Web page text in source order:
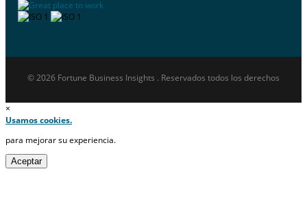
© 2026 Fortune Business Insights . Reservados todos los derechos
×
Usamos cookies.
para mejorar su experiencia.
Aceptar